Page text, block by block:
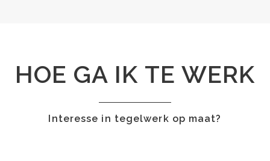
HOE GA IK TE WERK
Interesse in tegelwerk op maat?